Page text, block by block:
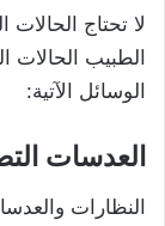
لا تحتاج الحالات
الطبيب الحالات
الوسائل الآتية:
العدسات
النظارات